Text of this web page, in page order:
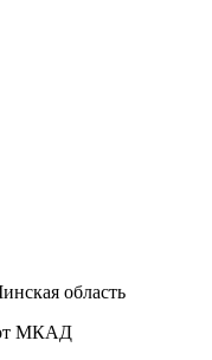
область
от МКАД